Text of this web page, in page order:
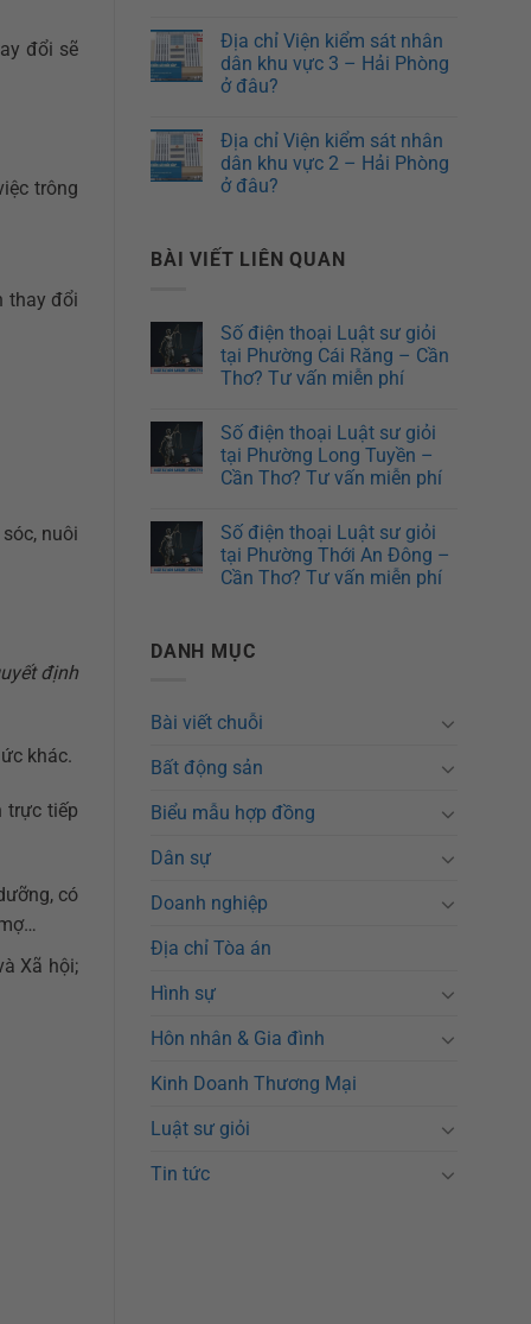
đổi sẽ
trông
thay đổi
nuôi
định
khác.
trực tiếp
có
Xã hội;
Địa chỉ Viện kiểm sát nhân
dân khu vực 3 – Hải Phòng
ở đâu?
Địa chỉ Viện kiểm sát nhân
dân khu vực 2 – Hải Phòng
ở đâu?
BÀI VIẾT LIÊN QUAN
Số điện thoại Luật sư giỏi
tại Phường Cái Răng – Cần
Thơ? Tư vấn miễn phí
Số điện thoại Luật sư giỏi
tại Phường Long Tuyền –
Cần Thơ? Tư vấn miễn phí
Số điện thoại Luật sư giỏi
tại Phường Thới An Đông –
Cần Thơ? Tư vấn miễn phí
DANH MỤC
Bài viết chuỗi
Bất động sản
Biểu mẫu hợp đồng
Dân sự
Doanh nghiệp
Địa chỉ Tòa án
Hình sự
Hôn nhân & Gia đình
Kinh Doanh Thương Mại
Luật sư giỏi
Tin tức